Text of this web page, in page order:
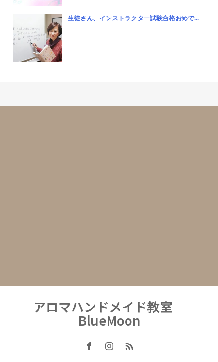
生徒さん、インストラクター試験合格おめで...
アロマハンドメイド教室
BlueMoon